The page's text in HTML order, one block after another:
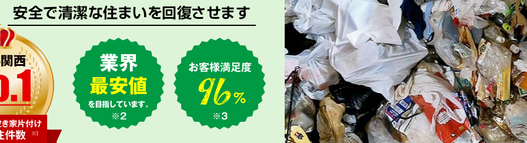
安全で清潔な住まいを回復させます
業界
最安値
を目指しています。
※2
お客様満足度
※3